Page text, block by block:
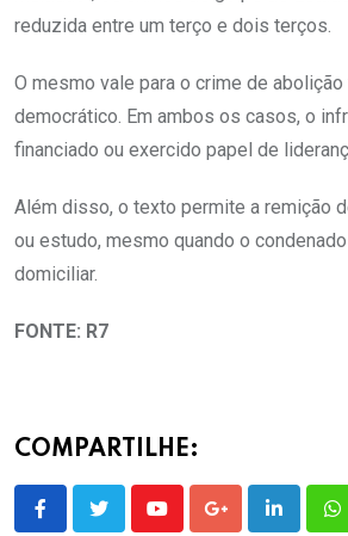
reduzida entre um terço e dois terços.
O mesmo vale para o crime de
democrático. Em ambos os casos, o
financiado ou exercido papel de
Além disso, o texto permite a remição
ou estudo, mesmo quando o
domiciliar.
FONTE: R7
COMPARTILHE:
YoutubeGoogle+LinkedIn